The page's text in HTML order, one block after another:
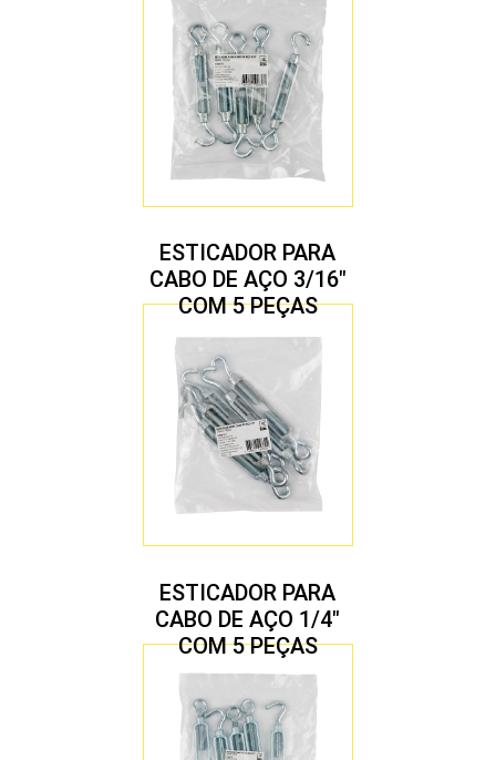
ESTICADOR PARA
CABO DE AÇO 3/16″
COM 5 PEÇAS
ESTICADOR PARA
CABO DE AÇO 1/4″
COM 5 PEÇAS